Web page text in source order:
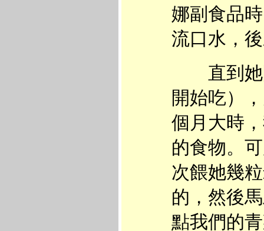
娜副食品
流口水，
直到她
開始吃）
個月大時
的食物。
次餵她幾
的，然後
點我們的